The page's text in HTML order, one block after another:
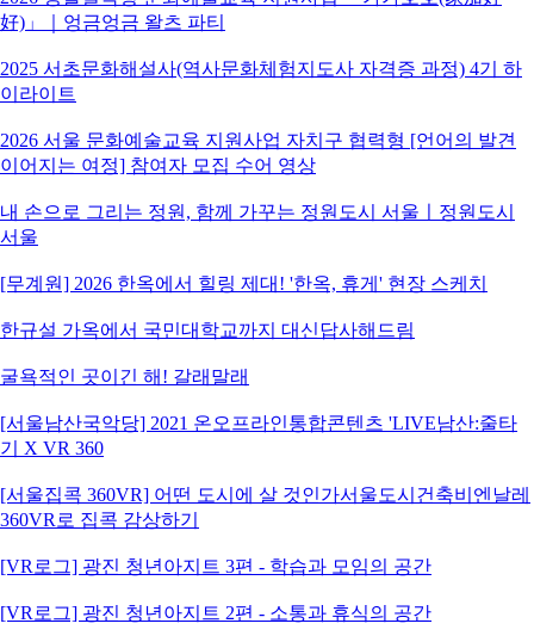
好)」｜엉금엉금 왈츠 파티
2025 서초문화해설사(역사문화체험지도사 자격증 과정) 4기 하
이라이트
2026 서울 문화예술교육 지원사업 자치구 협력형 [언어의 발견
이어지는 여정] 참여자 모집 수어 영상
내 손으로 그리는 정원, 함께 가꾸는 정원도시 서울ㅣ정원도시
서울
[무계원] 2026 한옥에서 힐링 제대! '한옥, 휴게' 현장 스케치
한규설 가옥에서 국민대학교까지 대신답사해드림
굴욕적인 곳이긴 해! 갈래말래
[서울남산국악당] 2021 온오프라인통합콘텐츠 'LIVE남산:줄타
기 X VR 360
[서울집콕 360VR] 어떤 도시에 살 것인가서울도시건축비엔날레
360VR로 집콕 감상하기
[VR로그] 광진 청년아지트 3편 - 학습과 모임의 공간
[VR로그] 광진 청년아지트 2편 - 소통과 휴식의 공간